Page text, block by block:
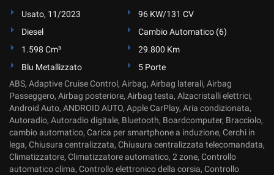
Usato, 11/2023
96 KW/131 CV
Diesel
Cambio Automatico (6)
1.598 Cm³
29.800 Km
Blu Metallizzato
5 Porte
ABS, Adaptive Cruise Control, Airbag, Airbag laterali, Airbag
Passeggero, Airbag posteriore, Airbag testa, Alzacristalli elettrici,
Android Auto, ANDROID AUTO, Apple CarPlay, Aria condizionata,
Autoradio, Autoradio digitale, Bluetooth, Boardcomputer, Bracciolo,
cambio automatico, Carica per smartphone a induzione, Cerchi in
lega, Chiusura centralizzata, Chiusura centralizzata telecomandata,
Climatizzatore, Climatizzatore automatico, 2 zone, Controllo
automatico clima, Controllo elettronico della corsia, Controllo